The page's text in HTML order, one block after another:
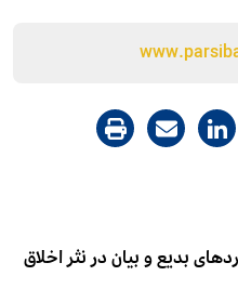
بدیع و بیان در نثر اخلاق